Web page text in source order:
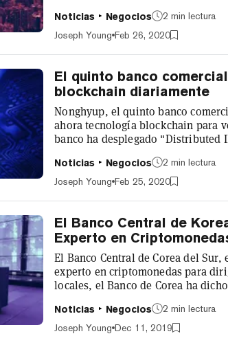
organismo de control del G7,
materia de lucha contra el
Noticias Negocios
2 min lectura
Joseph Young Feb 26, 2020
El quinto banco
blockchain diariamente
Nonghyup, el quinto banco
ahora tecnología blockchain para
banco ha desplegado "Distributed
Alrededor de 20 empleados de
registrarse al entrar y al salir del
Noticias Negocios
2 min lectura
Joseph Young Feb 25, 2020
El Banco Central de
Experto en
El Banco Central de Corea del
experto en criptomonedas para
locales, el Banco de Corea ha
departamento en su conjunto
una plataforma de cadena de
Noticias Negocios
2 min lectura
Joseph Young Dec 11, 2019